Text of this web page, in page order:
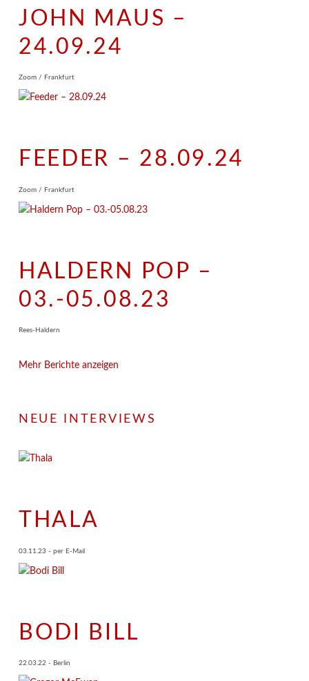
JOHN MAUS –
24.09.24
Zoom / Frankfurt
FEEDER – 28.09.24
Zoom / Frankfurt
HALDERN POP –
03.-05.08.23
Rees-Haldern
Mehr Berichte anzeigen
NEUE INTERVIEWS
THALA
03.11.23 - per E-Mail
BODI BILL
22.03.22 - Berlin